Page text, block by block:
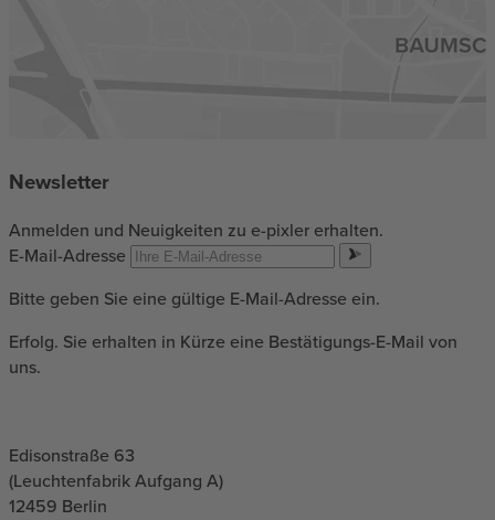
Newsletter
Anmelden und Neuigkeiten zu e-pixler erhalten.
E-Mail-Adresse
Bitte geben Sie eine gültige E-Mail-Adresse ein.
Erfolg. Sie erhalten in Kürze eine Bestätigungs-E-Mail von
uns.
Edisonstraße 63
(Leuchtenfabrik Aufgang A)
12459 Berlin